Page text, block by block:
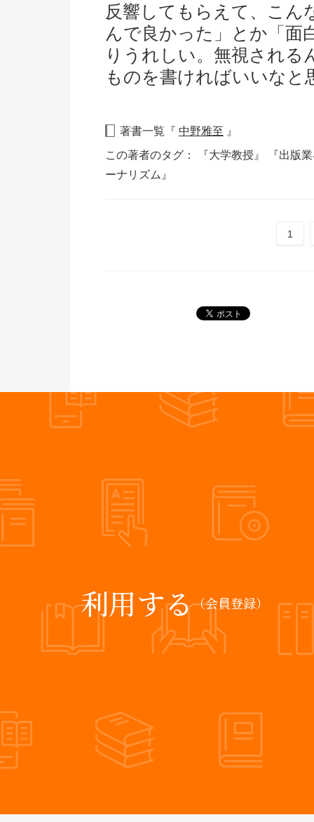
反響してもらえて、こん
んで良かった」とか「面
りうれしい。無視される
ものを書ければいいなと
著書一覧『 中野雅至 』
この著者のタグ：
『大学教授』
『出版
ーナリズム』
1
利用する（会員登録）